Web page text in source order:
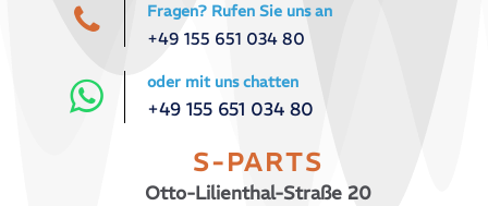
Fragen? Rufen Sie uns an
+49 155 651 034 80
oder mit uns chatten
+49 155 651 034 80
S-PARTS
Otto-Lilienthal-Straße 20